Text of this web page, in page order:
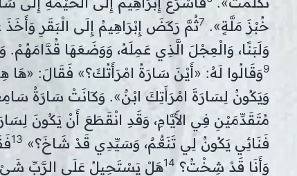
خُبْزَ مَلَّةٍ». 7ثُمَّ رَكَضَ إِبْرَاهِيمُ إِلَى الْبَقَرِ
وَلَبَنًا، وَالْعِجْلَ الَّذِي عَمِلَهُ، وَوَضَعَهَا
9وَقَالُوا لَهُ: «أَيْنَ سَارَةُ امْرَأَتُكَ؟» فَقَالَ:
وَيَكُونُ لِسَارَةَ امْرَأَتِكَ ابْنٌ». وَكَانَتْ سَارَةُ
مُتَقَدِّمَيْنِ فِي الأَيَّامِ، وَقَدِ انْقَطَعَ أَنْ يَكُونَ
فَنَائِي يَكُونُ لِي تَنَعُّمٌ، وَسَيِّدِي قَدْ شَاخَ؟» 13
وَأَنَا قَدْ شِخْتُ؟ 14هَلْ يَسْتَحِيلُ عَلَى الرَّبِّ